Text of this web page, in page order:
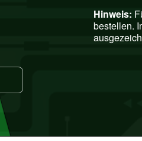
Hinweis:
bestellen.